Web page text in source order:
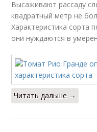
Высаживают рассаду
квадратный метр не
Характеристика сорта
они нуждаются в
Читать дальше →